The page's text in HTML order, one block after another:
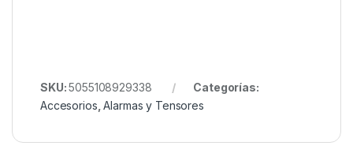
SKU:5055108929338
Categorías:
Accesorios ,Alarmas y Tensores